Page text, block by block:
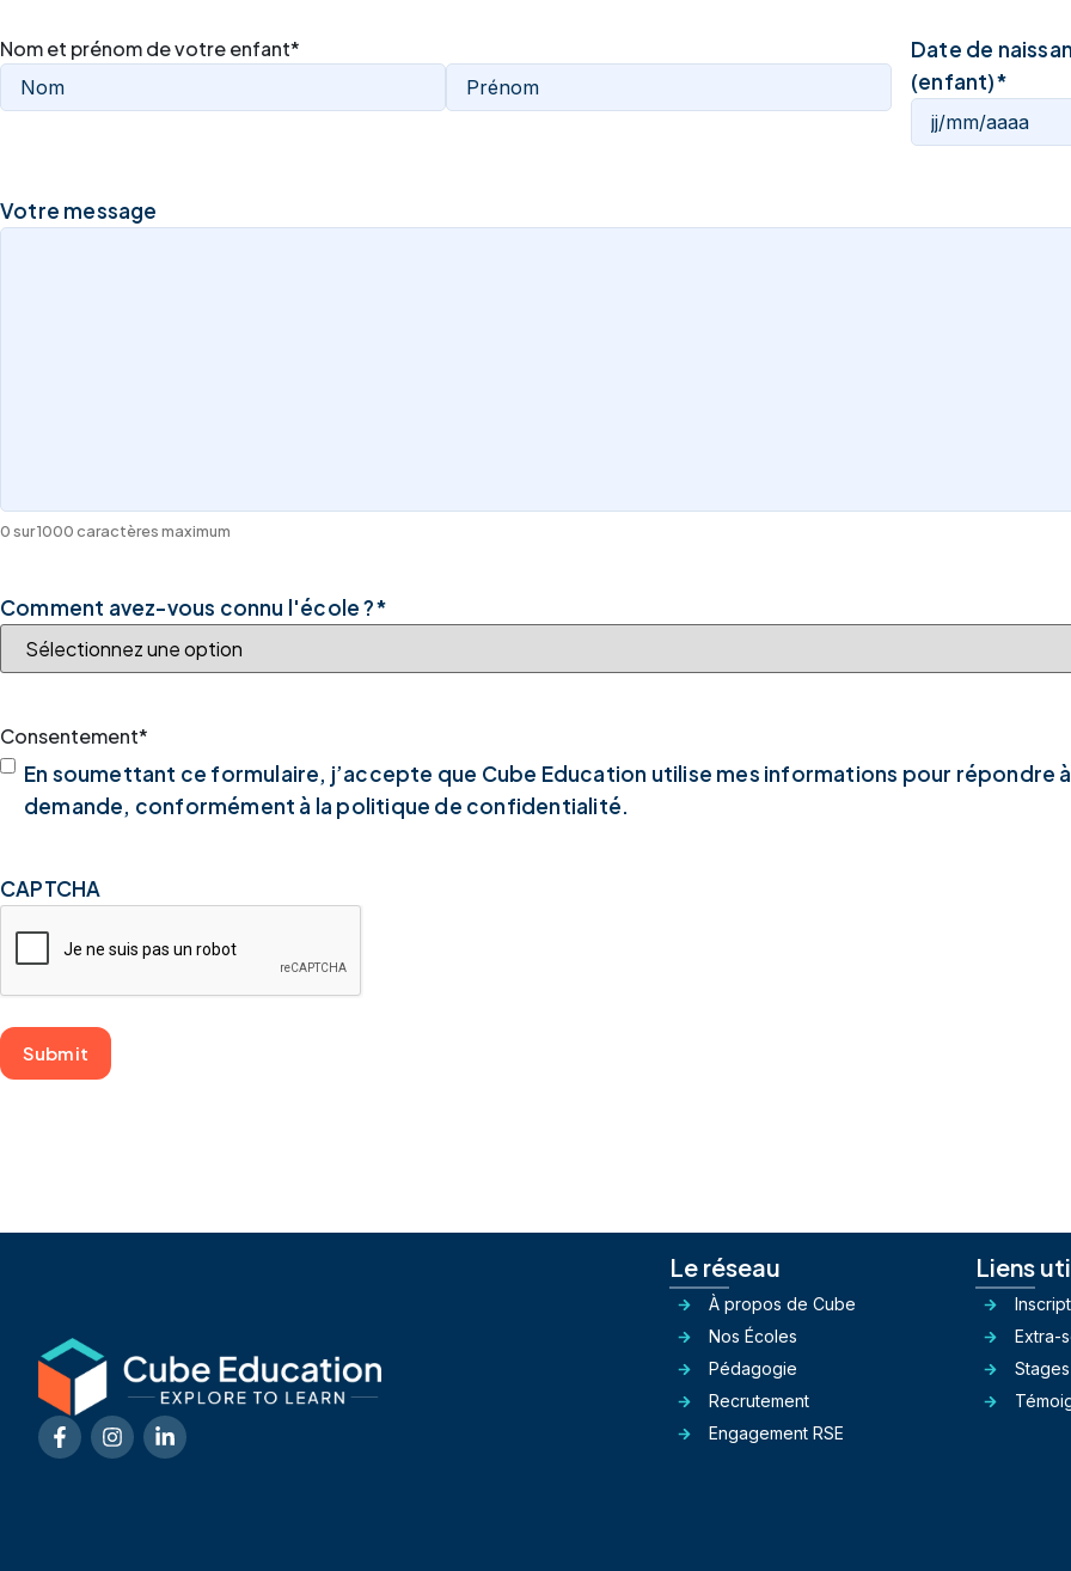
Nom et prénom de votre enfant*
Date de
(enfant)*
Votre message
0 sur 1000 caractères maximum
Comment avez-vous connu l'école ?*
Consentement*
En soumettant ce formulaire, j’accepte que Cube Education utilise mes informations pour répondre
demande, conformément à la politique de confidentialité.
CAPTCHA
Le réseau
À propos de Cube
Nos Écoles
Pédagogie
Recrutement
Engagement RSE
Liens
Extra-